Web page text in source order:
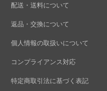
配送・送料について
返品・交換について
個人情報の取扱いについて
コンプライアンス対応
特定商取引法に基づく表記